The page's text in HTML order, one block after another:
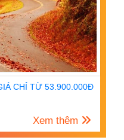
CHỈ TỪ 53.900.000Đ
Xem thêm